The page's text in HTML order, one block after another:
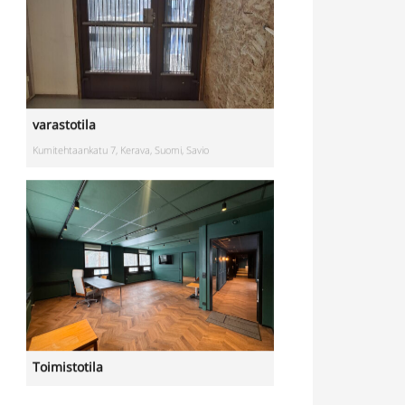
varastotila
Kumitehtaankatu 7, Kerava, Suomi, Savio
Toimistotila
Kivipyykintie 6, Vantaa, Suomi, Itä-Hakkila